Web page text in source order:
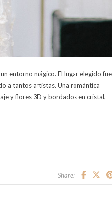
entorno mágico. El lugar elegido fue
a tantos artistas. Una romántica
y flores 3D y bordados en cristal,
Share: